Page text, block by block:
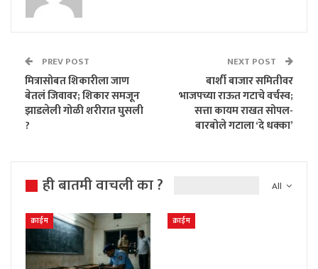
PREV POST
मित्रासोबत शिकारीला जाण
बेतलं जिवावर; शिकार समजून
झाडलेली गोळी शरीरात घुसली
?
NEXT POST
बार्शी बाजार समितीवर
भाजपच्या राऊत गटाचे वर्चस्व;
सत्ता कायम राखत सोपल-
बारबोले गटाला ‘दे धक्का’
All
ही बातमी वाचली का ?
क्राईम क्राईम